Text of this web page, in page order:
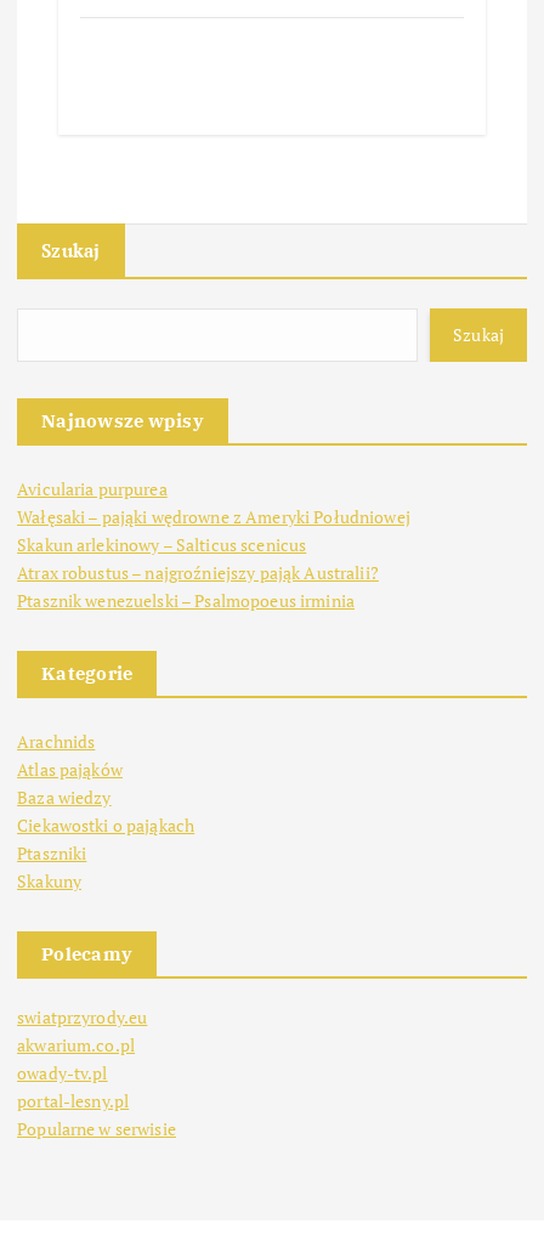
Szukaj
Szukaj
Najnowsze wpisy
Avicularia purpurea
Wałęsaki – pająki wędrowne z Ameryki Południowej
Skakun arlekinowy – Salticus scenicus
Atrax robustus – najgroźniejszy pająk Australii?
Ptasznik wenezuelski – Psalmopoeus irminia
Kategorie
Arachnids
Atlas pająków
Baza wiedzy
Ciekawostki o pająkach
Ptaszniki
Skakuny
Polecamy
swiatprzyrody.eu
akwarium.co.pl
owady-tv.pl
portal-lesny.pl
Popularne w serwisie